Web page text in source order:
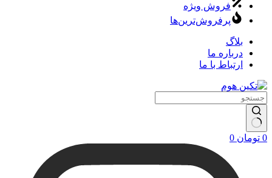
فروش ویژه
پرفروش‌ترین‌ها
بلاگ
درباره ما
ارتباط با ما
سبد
0 تومان 0